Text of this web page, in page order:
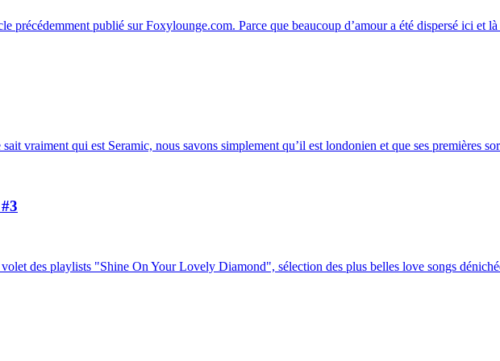
précédemment publié sur Foxylounge.com. Parce que beaucoup d’amour a été dispersé ici et
vraiment qui est Seramic, nous savons simplement qu’il est londonien et que ses premières
des playlists "Shine On Your Lovely Diamond", sélection des plus belles love songs